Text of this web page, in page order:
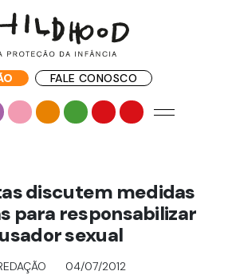
FALE CONOSCO
discutem medidas
para responsabilizar
sexual
04/07/2012